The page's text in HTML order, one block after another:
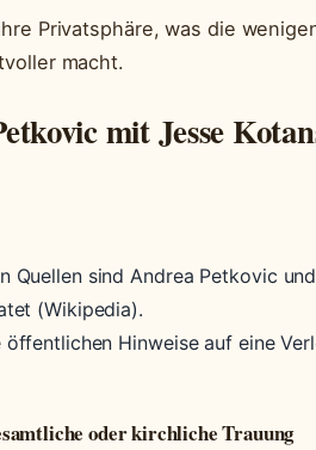
Privatsphäre, was die
macht.
mit Jesse
Quellen sind Andrea Petkovic
(Wikipedia).
öffentlichen Hinweise auf eine
oder kirchliche Trauung